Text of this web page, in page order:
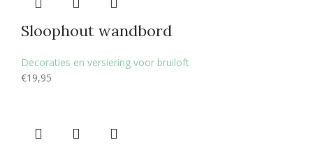
Sloophout wandbord
Decoraties en versiering voor bruiloft
€19,95